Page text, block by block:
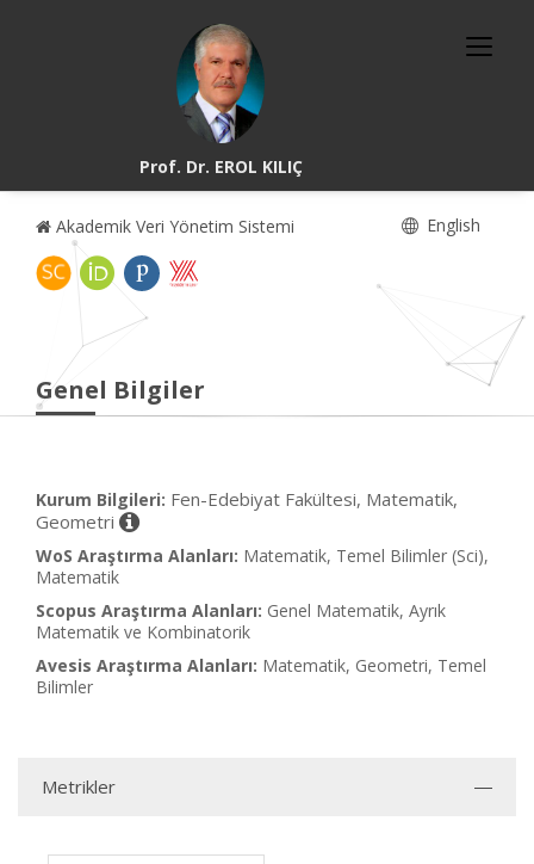
Prof. Dr. EROL KILIÇ
Akademik Veri Yönetim Sistemi English
Genel Bilgiler
Kurum Bilgileri: Fen-Edebiyat Fakültesi, Matematik,
Geometri
WoS Araştırma Alanları: Matematik, Temel Bilimler (Sci),
Matematik
Scopus Araştırma Alanları: Genel Matematik, Ayrık
Matematik ve Kombinatorik
Avesis Araştırma Alanları: Matematik, Geometri, Temel
Bilimler
Metrikler